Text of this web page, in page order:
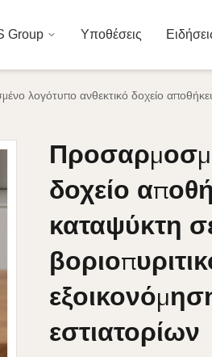
Group Υποθέσεις
λογότυπο ανθεκτικό δοχείο
δοχείο
καταψύκτη
εστιατορίων
δοχείο
καταψύκτη
εστιατορίων